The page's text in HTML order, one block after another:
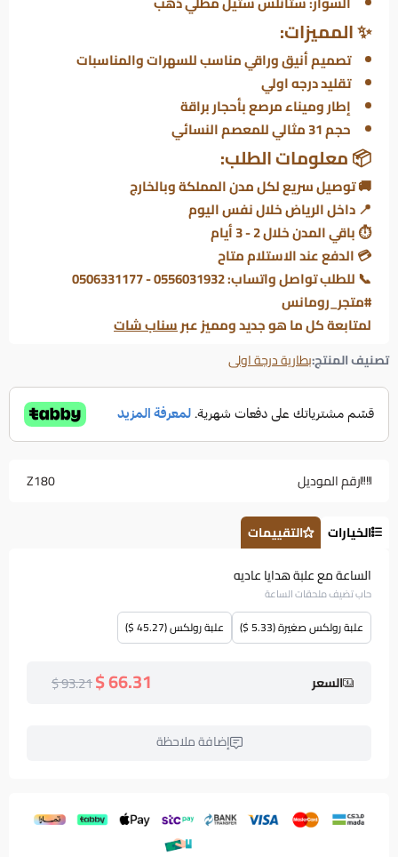
✨المميزات:
تصميم أنيق وراقي مناسب للسهرات والمناسبات
تقليد درجه اولي
إطار وميناء مرصع بأحجار براقة
حجم 31 مثالي للمعصم النسائي
📦 معلومات الطلب:
🚚 توصيل سريع لكل مدن المملكة وبالخارج
📍 داخل الرياض خلال نفس اليوم
⏱ باقي المدن خلال 2 - 3 أيام
💳 الدفع عند الاستلام متاح
📞 للطلب تواصل واتساب: 0556031932 - 0506331177
#متجر_رومانس
لمتابعة كل ما هو جديد ومميز عبرسناب شات
تصنيف المنتج:بطارية درجة اولى
رقم الموديل Z180
الخيارات
التقييمات
الساعة مع علبة هدايا عاديه
حاب تضيف ملحقات الساعة
علبة رولكس صغيرة (5.33 $) علبة رولكس (45.27 $)
السعر 66.31 $
93.21 $
إضافة ملاحظة